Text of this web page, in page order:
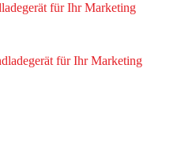
für Ihr Marketing